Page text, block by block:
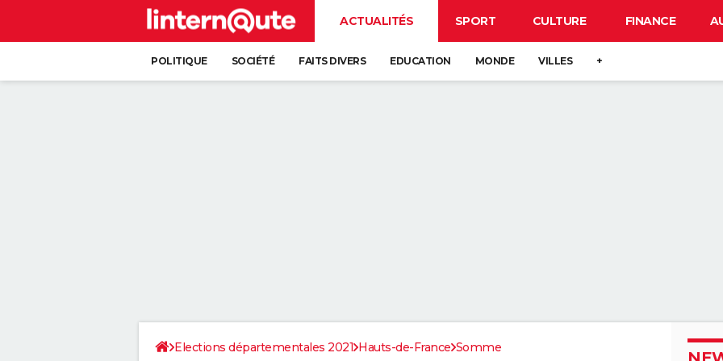
ACTUALITÉS SPORT CULTURE FINANCE
POLITIQUE SOCIÉTÉ FAITS DIVERS EDUCATION MONDE VILLES +
Elections départementales 2021 Hauts-de-France Somme